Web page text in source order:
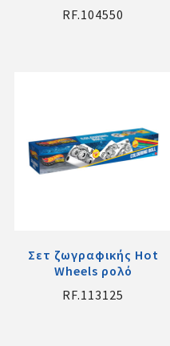
RF.104550
Σετ ζωγραφικής Hot
Wheels ρολό
RF.113125